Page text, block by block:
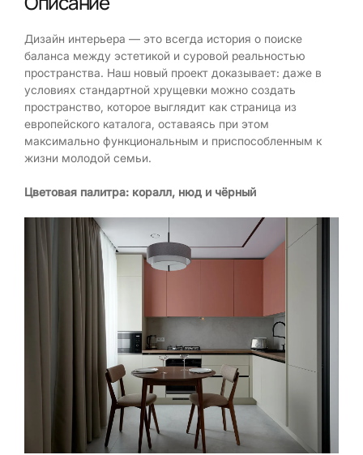
Дизайн интерьера — это всегда история о поиске
баланса между эстетикой и суровой реальностью
пространства. Наш новый проект доказывает: даже в
условиях стандартной хрущевки можно создать
пространство, которое выглядит как страница из
европейского каталога, оставаясь при этом
максимально функциональным и приспособленным к
жизни молодой семьи.
Цветовая палитра: коралл, нюд и чёрный